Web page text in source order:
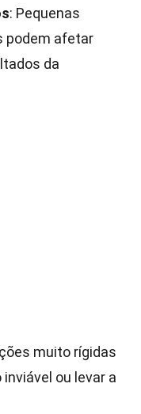
: Pequenas
podem afetar
da
muito rígidas
ou levar a